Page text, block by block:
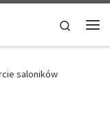
Search
saloników